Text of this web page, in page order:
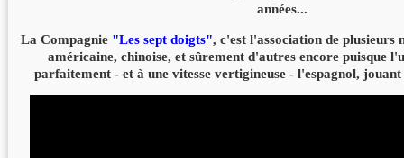
années...
La Compagnie "Les sept doigts", c'est l'association de plusieurs
américaine, chinoise, et sûrement d'autres encore puisque
parfaitement - et à une vitesse vertigineuse - l'espagnol,